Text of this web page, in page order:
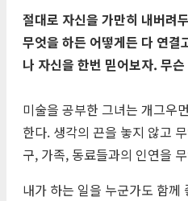
절대로 자신을 가만히 내버
무엇을 하든 어떻게든 다 연결
나 자신을 한번 믿어보자. 무
미술을 공부한 그녀는 개그우
한다. 생각의 끈을 놓지 않고
구, 가족, 동료들과의 인연을
내가 하는 일을 누군가도 함